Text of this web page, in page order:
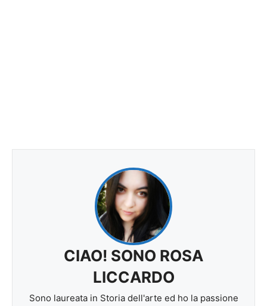
CIAO! SONO ROSA
LICCARDO
Sono laureata in Storia dell'arte ed ho la passione